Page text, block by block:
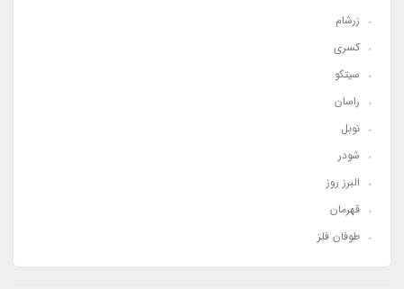
زرشام
کسری
سیتکو
راسان
نوبل
شودر
البرز روز
قهرمان
طوفان فلز